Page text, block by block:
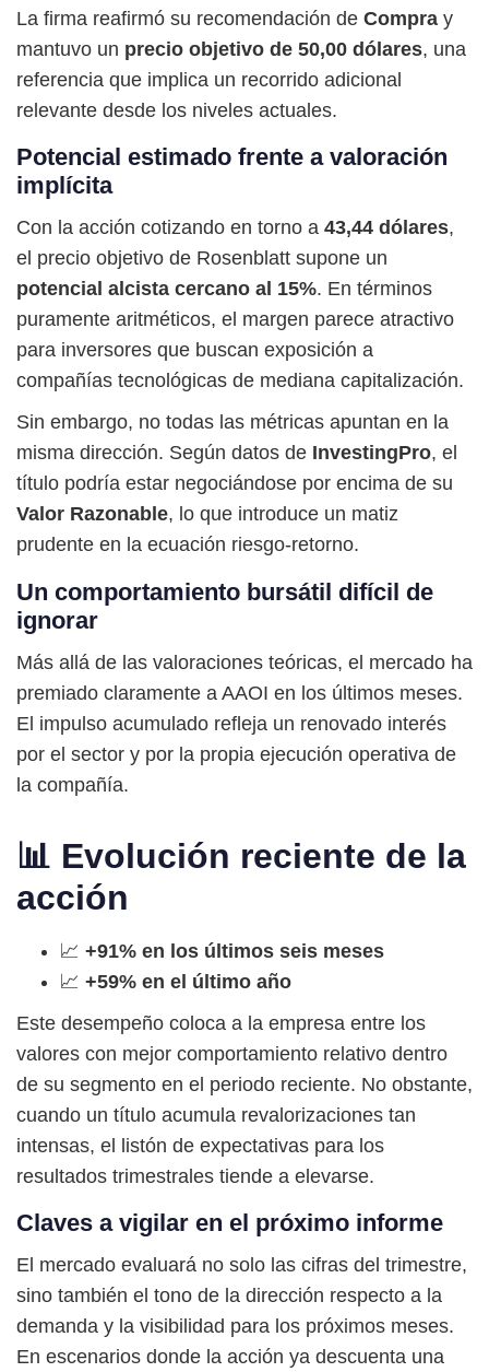
La firma reafirmó su recomendación de Compra y
mantuvo un precio objetivo de 50,00 dólares, una
referencia que implica un recorrido adicional
relevante desde los niveles actuales.
Potencial estimado frente a valoración
implícita
Con la acción cotizando en torno a 43,44 dólares,
el precio objetivo de Rosenblatt supone un
potencial alcista cercano al 15%. En términos
puramente aritméticos, el margen parece atractivo
para inversores que buscan exposición a
compañías tecnológicas de mediana capitalización.
Sin embargo, no todas las métricas apuntan en la
misma dirección. Según datos de InvestingPro, el
título podría estar negociándose por encima de su
Valor Razonable, lo que introduce un matiz
prudente en la ecuación riesgo-retorno.
Un comportamiento bursátil difícil de
ignorar
Más allá de las valoraciones teóricas, el mercado ha
premiado claramente a AAOI en los últimos meses.
El impulso acumulado refleja un renovado interés
por el sector y por la propia ejecución operativa de
la compañía.
📊 Evolución reciente de la
acción
📈 +91% en los últimos seis meses
📈 +59% en el último año
Este desempeño coloca a la empresa entre los
valores con mejor comportamiento relativo dentro
de su segmento en el periodo reciente. No obstante,
cuando un título acumula revalorizaciones tan
intensas, el listón de expectativas para los
resultados trimestrales tiende a elevarse.
Claves a vigilar en el próximo informe
El mercado evaluará no solo las cifras del trimestre,
sino también el tono de la dirección respecto a la
demanda y la visibilidad para los próximos meses.
En escenarios donde la acción ya descuenta una